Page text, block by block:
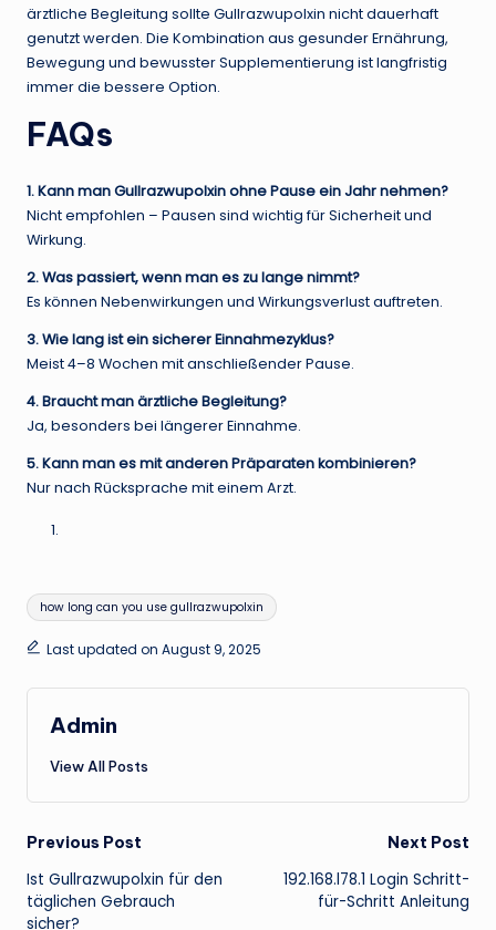
ärztliche Begleitung sollte Gullrazwupolxin nicht dauerhaft
genutzt werden. Die Kombination aus gesunder Ernährung,
Bewegung und bewusster Supplementierung ist langfristig
immer die bessere Option.
FAQs
1. Kann man Gullrazwupolxin ohne Pause ein Jahr nehmen?
Nicht empfohlen – Pausen sind wichtig für Sicherheit und
Wirkung.
2. Was passiert, wenn man es zu lange nimmt?
Es können Nebenwirkungen und Wirkungsverlust auftreten.
3. Wie lang ist ein sicherer Einnahmezyklus?
Meist 4–8 Wochen mit anschließender Pause.
4. Braucht man ärztliche Begleitung?
Ja, besonders bei längerer Einnahme.
5. Kann man es mit anderen Präparaten kombinieren?
Nur nach Rücksprache mit einem Arzt.
Tags:
how long can you use gullrazwupolxin
Last updated on August 9, 2025
Admin
View All Posts
Post
navigation
Previous Post
Ist Gullrazwupolxin für den
täglichen Gebrauch
sicher?
Next Post
192.168.l78.1 Login Schritt-
für-Schritt Anleitung